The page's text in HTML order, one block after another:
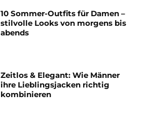
10 Sommer-Outfits für Damen –
stilvolle Looks von morgens bis
abends
Zeitlos & Elegant: Wie Männer
ihre Lieblingsjacken richtig
kombinieren